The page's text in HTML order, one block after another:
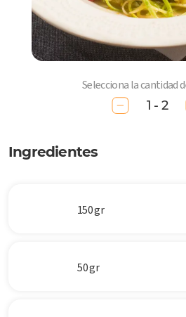
Selecciona la cantidad
1 - 2
Ingredientes
150 gr
50 gr